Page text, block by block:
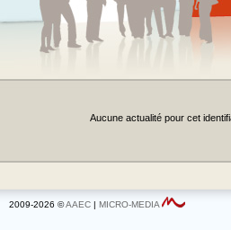
Aucune actualité pour cet
2009-2026 ©AAEC | MICRO-MEDIA